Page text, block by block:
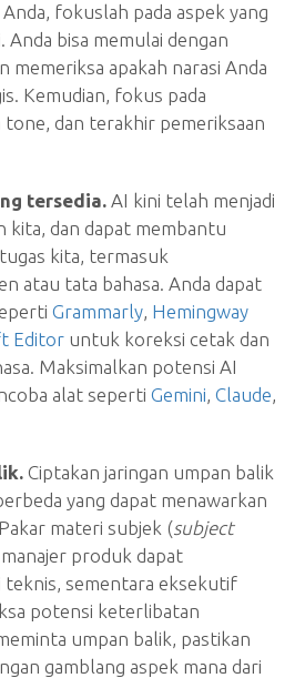
fokuslah pada aspek yang
Anda bisa memulai dengan
memeriksa apakah narasi Anda
Kemudian, fokus pada
tone, dan terakhir pemeriksaan
tersedia. AI kini telah menjadi
kita, dan dapat membantu
kita, termasuk
atau tata bahasa. Anda dapat
Grammarly, Hemingway
Editor untuk koreksi cetak dan
Maksimalkan potensi AI
alat seperti Gemini, Claude,
Ciptakan jaringan umpan balik
yang dapat menawarkan
materi subjek (subject
produk dapat
teknis, sementara eksekutif
potensi keterlibatan
umpan balik, pastikan
gamblang aspek mana dari